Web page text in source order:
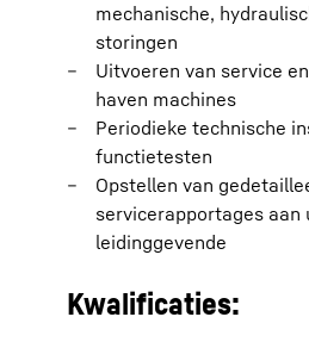
mechanische,
storingen
Uitvoeren van service
haven machines
Periodieke technische
functietesten
Opstellen van
servicerapportages aan
leidinggevende
Kwalificaties: